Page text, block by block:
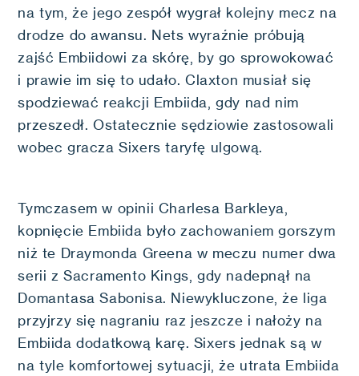
na tym, że jego zespół wygrał kolejny mecz na
drodze do awansu. Nets wyraźnie próbują
zajść Embiidowi za skórę, by go sprowokować
i prawie im się to udało. Claxton musiał się
spodziewać reakcji Embiida, gdy nad nim
przeszedł. Ostatecznie sędziowie zastosowali
wobec gracza Sixers taryfę ulgową.
Tymczasem w opinii Charlesa Barkleya,
kopnięcie Embiida było zachowaniem gorszym
niż te Draymonda Greena w meczu numer dwa
serii z Sacramento Kings, gdy nadepnął na
Domantasa Sabonisa. Niewykluczone, że liga
przyjrzy się nagraniu raz jeszcze i nałoży na
Embiida dodatkową karę. Sixers jednak są w
na tyle komfortowej sytuacji, że utrata Embiida